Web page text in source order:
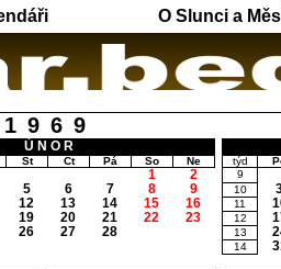
O Slunci a
1969
ÚNOR
St Čt Pá So
Ne
1 2
5 6 7 8 9
12 13 14 15 16
19 20 21 22 23
26 27 28
týd
9
10
11
12
13
14